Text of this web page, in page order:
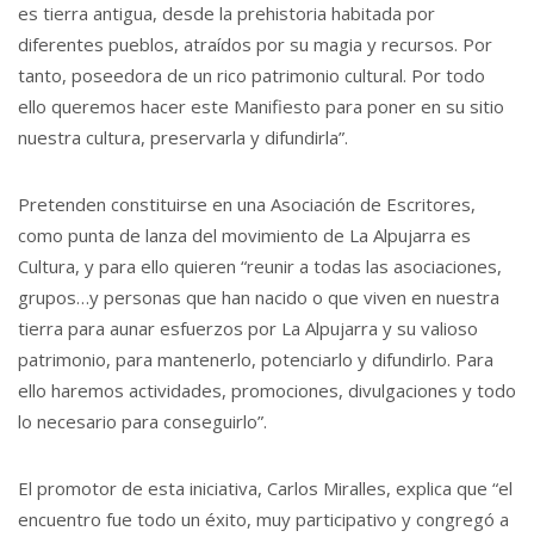
es tierra antigua, desde la prehistoria habitada por
diferentes pueblos, atraídos por su magia y recursos. Por
tanto, poseedora de un rico patrimonio cultural. Por todo
ello queremos hacer este Manifiesto para poner en su sitio
nuestra cultura, preservarla y difundirla”.
Pretenden constituirse en una Asociación de Escritores,
como punta de lanza del movimiento de La Alpujarra es
Cultura, y para ello quieren “reunir a todas las asociaciones,
grupos…y personas que han nacido o que viven en nuestra
tierra para aunar esfuerzos por La Alpujarra y su valioso
patrimonio, para mantenerlo, potenciarlo y difundirlo. Para
ello haremos actividades, promociones, divulgaciones y todo
lo necesario para conseguirlo”.
El promotor de esta iniciativa, Carlos Miralles, explica que “el
encuentro fue todo un éxito, muy participativo y congregó a